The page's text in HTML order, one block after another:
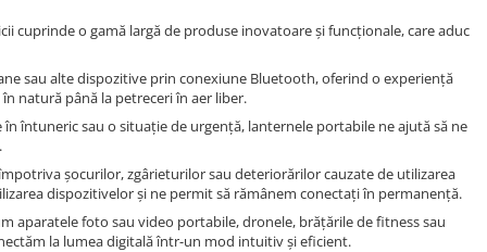
cuprinde o gamă largă de produse inovatoare și funcționale, care aduc
sau alte dispozitive prin conexiune Bluetooth, oferind o experiență
natură până la petreceri în aer liber.
întuneric sau o situație de urgență, lanternele portabile ne ajută să ne
șocurilor, zgârieturilor sau deteriorărilor cauzate de utilizarea
dispozitivelor și ne permit să rămânem conectați în permanență.
aparatele foto sau video portabile, dronele, brățările de fitness sau
la lumea digitală într-un mod intuitiv și eficient.